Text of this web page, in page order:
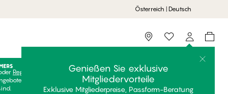
Österreich | Deutsch
Storefinder
Genießen Sie exklusive
Mitgliedervorteile
Exklusive Mitgliederpreise, Passform-Beratung
Registrieren
Kostenlos anmelden, um Ihre exklusiven
freizuschalten! Clubpreise sind nur gültig, wenn Sie